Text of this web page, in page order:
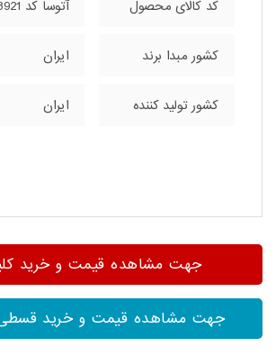
کد کالای محصول آتوسا کد 148921
کشور مبدا برند ایران
کشور تولید کننده ایران
جهت مشاهده قیمت و خرید
جهت مشاهده قیمت و خرید قسطی